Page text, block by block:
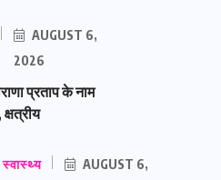
AUGUST 6,
2026
प्रताप के नाम
क्षत्रीय
स्वास्थ्य
AUGUST 6,